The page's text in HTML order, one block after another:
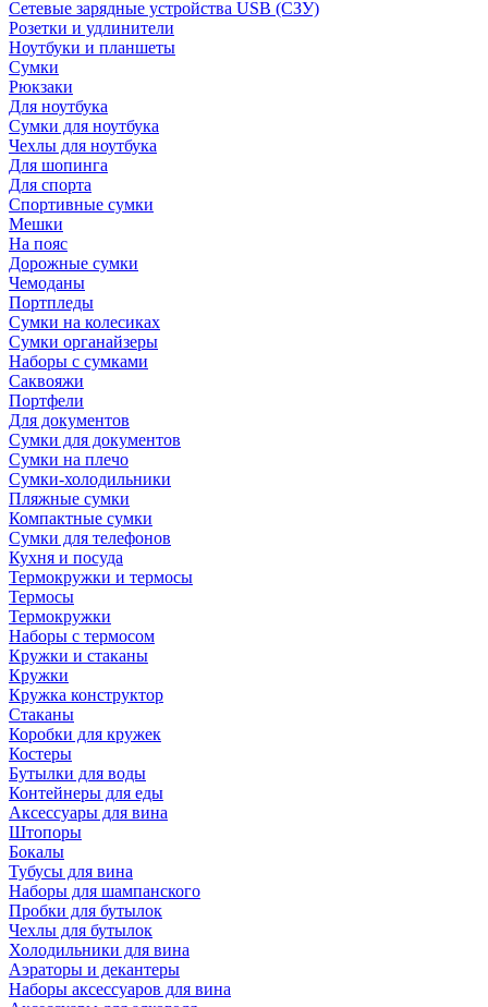
Сетевые зарядные устройства USB (СЗУ)
Розетки и удлинители
Ноутбуки и планшеты
Сумки
Рюкзаки
Для ноутбука
Сумки для ноутбука
Чехлы для ноутбука
Для шопинга
Для спорта
Спортивные сумки
Мешки
На пояс
Дорожные сумки
Чемоданы
Портпледы
Сумки на колесиках
Сумки органайзеры
Наборы с сумками
Саквояжи
Портфели
Для документов
Сумки для документов
Сумки на плечо
Сумки-холодильники
Пляжные сумки
Компактные сумки
Сумки для телефонов
Кухня и посуда
Термокружки и термосы
Термосы
Термокружки
Наборы с термосом
Кружки и стаканы
Кружки
Кружка конструктор
Стаканы
Коробки для кружек
Костеры
Бутылки для воды
Контейнеры для еды
Аксессуары для вина
Штопоры
Бокалы
Тубусы для вина
Наборы для шампанского
Пробки для бутылок
Чехлы для бутылок
Холодильники для вина
Аэраторы и декантеры
Наборы аксессуаров для вина